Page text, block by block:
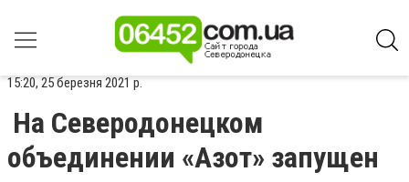
15:20, 25 березня 2021 р.
На Северодонецком
объединении «Азот» запущен